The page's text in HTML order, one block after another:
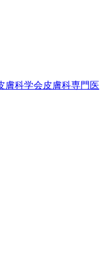
科学会皮膚科専門医